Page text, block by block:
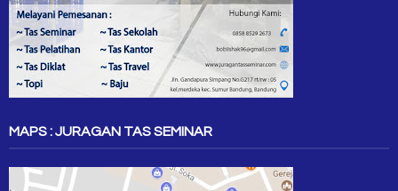
MAPS : JURAGAN TAS SEMINAR